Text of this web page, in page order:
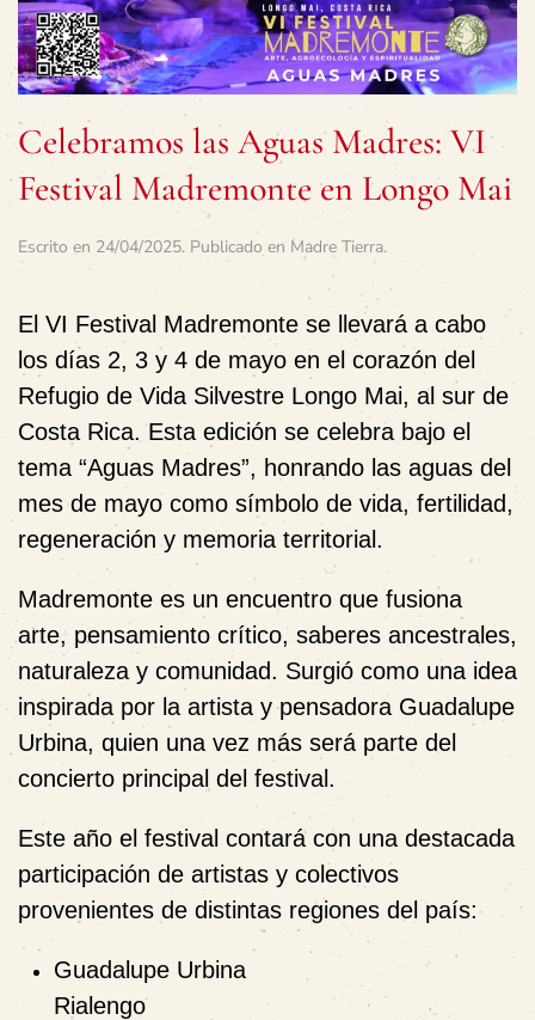
Celebramos las Aguas Madres: VI
Festival Madremonte en Longo Mai
Escrito en 24/04/2025. Publicado en Madre Tierra.
El VI Festival Madremonte se llevará a cabo
los días 2, 3 y 4 de mayo en el corazón del
Refugio de Vida Silvestre Longo Mai, al sur de
Costa Rica. Esta edición se celebra bajo el
tema “Aguas Madres”, honrando las aguas del
mes de mayo como símbolo de vida, fertilidad,
regeneración y memoria territorial.
Madremonte es un encuentro que fusiona
arte, pensamiento crítico, saberes ancestrales,
naturaleza y comunidad. Surgió como una idea
inspirada por la artista y pensadora Guadalupe
Urbina, quien una vez más será parte del
concierto principal del festival.
Este año el festival contará con una destacada
participación de artistas y colectivos
provenientes de distintas regiones del país:
Guadalupe Urbina
Rialengo